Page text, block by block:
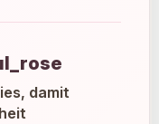
damit
Pinterest